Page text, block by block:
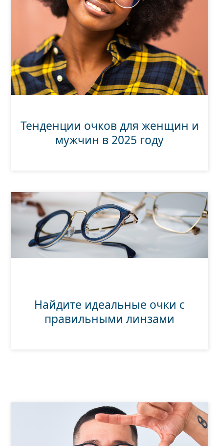
Тенденции очков для женщин и
мужчин в 2025 году
Найдите идеальные очки с
правильными линзами